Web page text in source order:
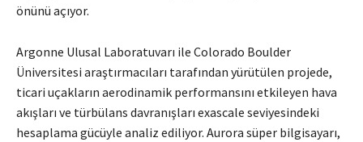
önünü açıyor.
Argonne Ulusal Laboratuvarı ile Colorado Boulder
Üniversitesi araştırmacıları tarafından yürütülen projede,
ticari uçakların aerodinamik performansını etkileyen hava
akışları ve türbülans davranışları exascale seviyesindeki
hesaplama gücüyle analiz ediliyor. Aurora süper bilgisayarı,